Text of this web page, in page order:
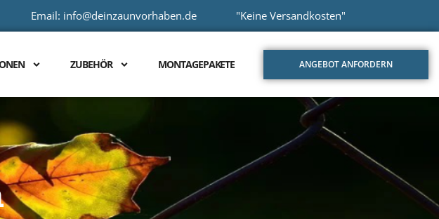
Email: info@deinzaunvorhaben.de "Keine Versandkosten"
ZUBEHÖR MONTAGEPAKETE ANGEBOT ANFORDERN